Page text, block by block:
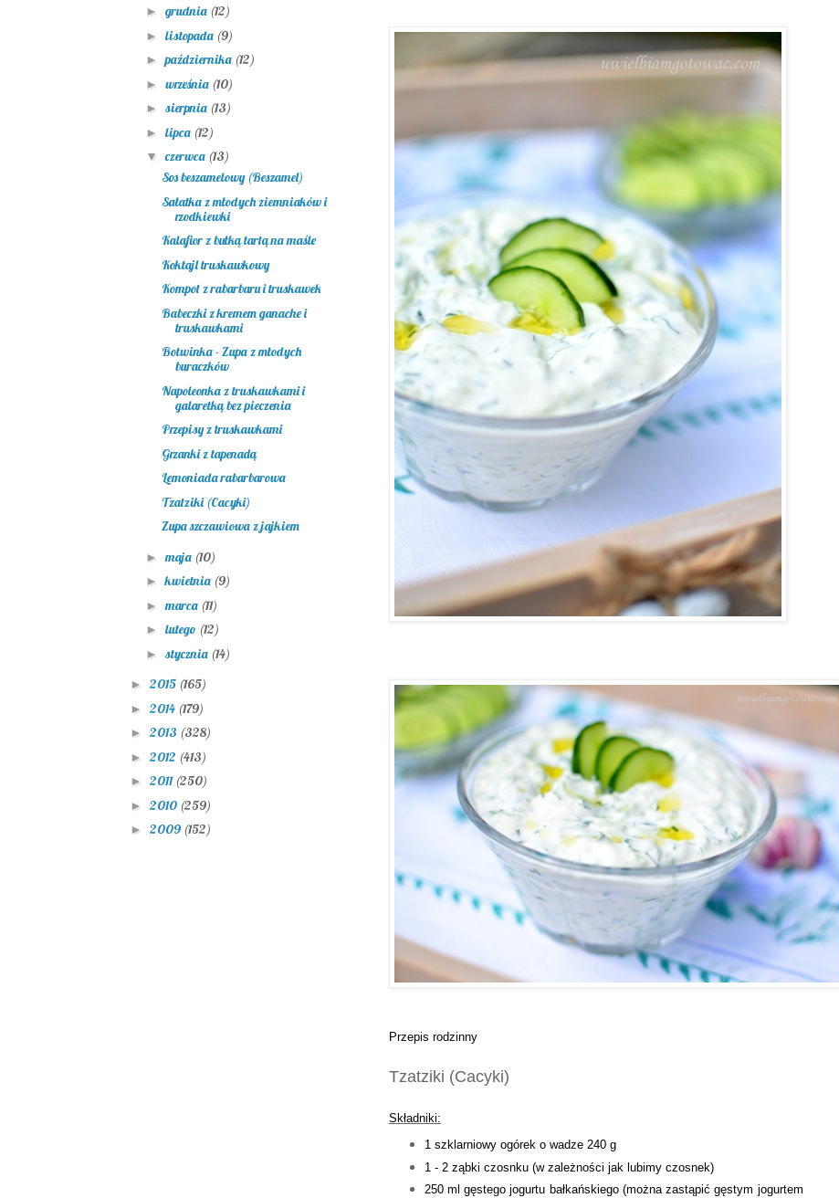
Przepis rodzinny
Tzatziki (Cacyki)
Składniki:
1 szklarniowy ogórek o wadze 240 g
1 - 2 ząbki czosnku (w zależności jak lubimy czosnek)
250 ml gęstego jogurtu bałkańskiego (można zastąpić gęstym jogurtem
► grudnia (12)
► listopada (9)
►października (12)
► września (10)
► sierpnia (13)
► lipca (12)
▼czerwca (13)
Sos beszamelowy (Beszamel)
Sałatka z młodych ziemniaków i
rzodkiewki
Kalafior z bułką tartą na maśle
Koktajl truskawkowy
Kompot z rabarbaru i truskawek
Babeczki z kremem ganache i
truskawkami
Botwinka - Zupa z młodych
buraczków
Napoleonka z truskawkami i
galaretką bez pieczenia
Przepisy z truskawkami
Grzanki z tapenadą
Lemoniada rabarbarowa
Tzatziki (Cacyki)
Zupa szczawiowa z jajkiem
► maja (10)
►kwietnia (9)
► marca (11)
► lutego (12)
► stycznia (14)
► 2015 (165)
► 2014 (179)
► 2013 (328)
► 2012 (413)
► 2011 (250)
► 2010 (259)
► 2009 (152)